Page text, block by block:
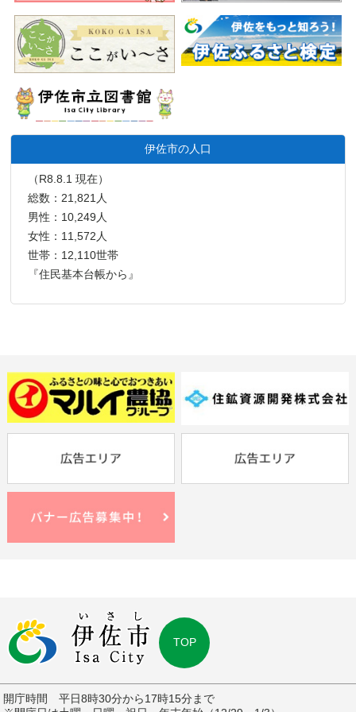
伊佐市の人口
（R8.8.1 現在）
総数：21,821人
男性：10,249人
女性：11,572人
世帯：12,110世帯
『住民基本台帳から』
TOP
開庁時間 平日8時30分から17時15分まで